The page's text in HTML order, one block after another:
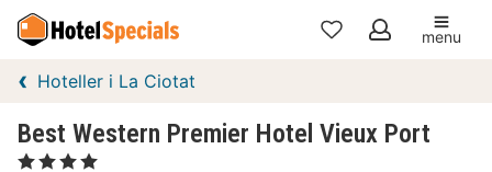
Mine
menu
Hoteller i La Ciotat
Best Western Premier Hotel Vieux Port
, 4 Stjerner